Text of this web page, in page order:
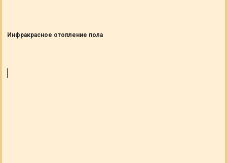
Инфракрасное отопление пола